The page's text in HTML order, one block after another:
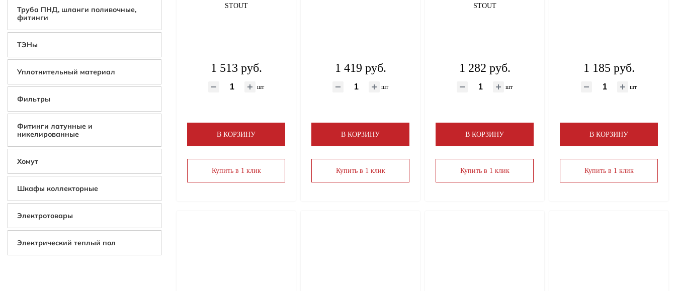
Труба ПНД, шланги поливочные,
фитинги
ТЭНы
Уплотнительный материал
Фильтры
Фитинги латунные и
никелированные
Хомут
Шкафы коллекторные
Электротовары
Электрический теплый пол
STOUT
1 513 руб.
шт
В КОРЗИНУ
Купить в 1 клик
1 419 руб.
шт
В КОРЗИНУ
Купить в 1 клик
STOUT
1 282 руб.
шт
В КОРЗИНУ
Купить в 1 клик
1 185 руб.
шт
В КОРЗИНУ
Купить в 1 клик